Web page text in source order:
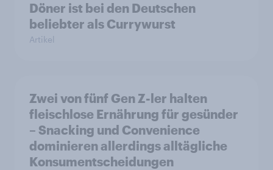
Döner ist bei den Deutschen
beliebter als Currywurst
Artikel
Zwei von fünf Gen Z-ler halten
fleischlose Ernährung für gesünder
– Snacking und Convenience
dominieren allerdings alltägliche
Konsumentscheidungen